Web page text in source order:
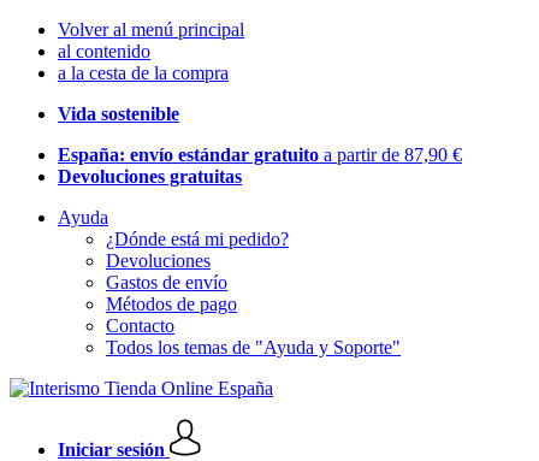
Volver al menú principal
al contenido
a la cesta de la compra
Vida sostenible
España: envío estándar gratuito a partir de 87,90 €
Devoluciones gratuitas
Ayuda
¿Dónde está mi pedido?
Devoluciones
Gastos de envío
Métodos de pago
Contacto
Todos los temas de "Ayuda y Soporte"
Iniciar sesión